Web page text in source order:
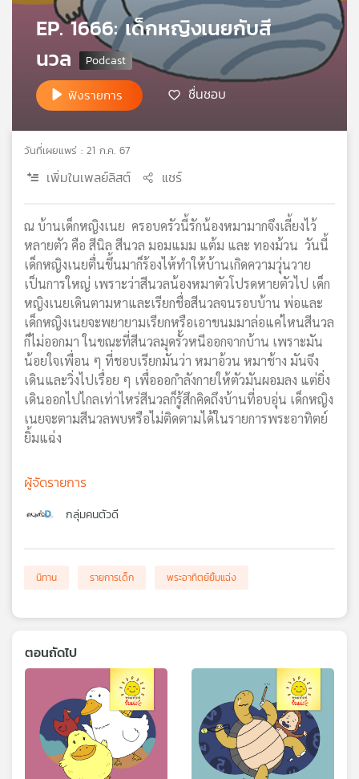
เรา
เครือ
เอส
แผนที่
วิทยุ
เครือ
ข่าย
EP. 1666: เด็กหญิงเนยกับสี
นวล
ฟังรายการ ชื่นชอบ
วันที่เผยแพร่ : 21 ก.ค. 67
เพิ่มในเพลย์ลิสต์ แชร์
ณ บ้านเด็กหญิงเนย ครอบครัวนี้รักน้องหมามากจึงเลี้ยงไว้
หลายตัว คือ สีนิล สีนวล มอมแมม แต้ม และ ทองม้วน วันนี้
เด็กหญิงเนยตื่นขึ้นมาก็ร้องไห้ทำให้บ้านเกิดความวุ่นวาย
เป็นการใหญ่ เพราะว่าสีนวลน้องหมาตัวโปรดหายตัวไป เด็ก
หญิงเนยเดินตามหาและเรียกชื่อสีนวลจนรอบบ้าน พ่อและ
เด็กหญิงเนยจะพยายามเรียกหรือเอาขนมมาล่อแค่ไหนสีนวล
ก็ไม่ออกมา ในขณะที่สีนวลมุดรั้วหนีออกจากบ้าน เพราะมัน
น้อยใจเพื่อน ๆ ที่ชอบเรียกมันว่า หมาอ้วน หมาช้าง มันจึง
เดินและวิ่งไปเรื่อย ๆ เพื่อออกำลังกายให้ตัวมันผอมลง แต่ยิ่ง
เดินออกไปไกลเท่าไหร่สีนวลก็รู้สึกคิดถึงบ้านที่อบอุ่น เด็กหญิง
เนยจะตามสีนวลพบหรือไม่ติดตามได้ในรายการพระอาทิตย์
ยิ้มแฉ่ง
ผู้จัดรายการ
กลุ่มคนตัวดี
นิทาน รายการเด็ก พระอาทิตย์ยิ้มแฉ่ง
ตอนถัดไป